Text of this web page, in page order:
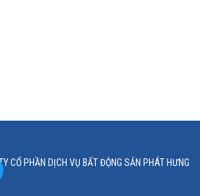
CỔ PHẦN DỊCH VỤ BẤT ĐỘNG SẢN PHÁT HƯNG